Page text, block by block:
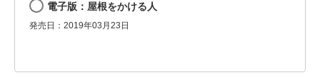
電子版：屋根をかける人
発売日：2019年03月23日